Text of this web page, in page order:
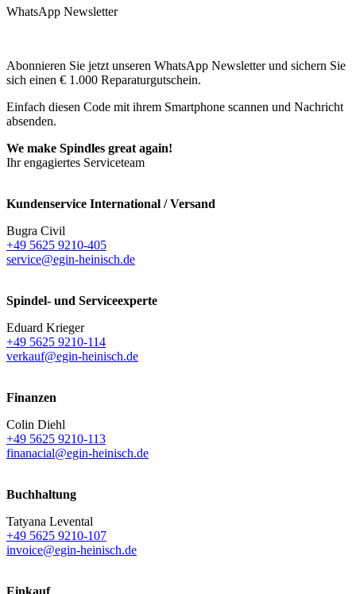
WhatsApp Newsletter
Abonnieren Sie jetzt unseren WhatsApp Newsletter und sichern Sie
sich einen € 1.000 Reparaturgutschein.
Einfach diesen Code mit ihrem Smartphone scannen und Nachricht
absenden.
We make Spindles great again!
Ihr engagiertes Serviceteam
Kundenservice International / Versand
Bugra Civil
+49 5625 9210-405
service@egin-heinisch.de
Spindel- und Serviceexperte
Eduard Krieger
+49 5625 9210-114
verkauf@egin-heinisch.de
Finanzen
Colin Diehl
+49 5625 9210-113
finanacial@egin-heinisch.de
Buchhaltung
Tatyana Levental
+49 5625 9210-107
invoice@egin-heinisch.de